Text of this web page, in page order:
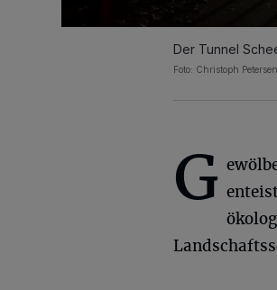
Der Tunnel
Foto: Christoph Petersen
G